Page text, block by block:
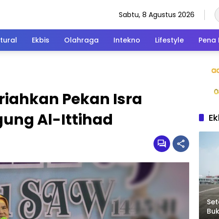
Sabtu, 8 Agustus 2026
Ekbis Olahraga Intekno Lifestyle Pena
Pekan Isra
Al-Ittihad